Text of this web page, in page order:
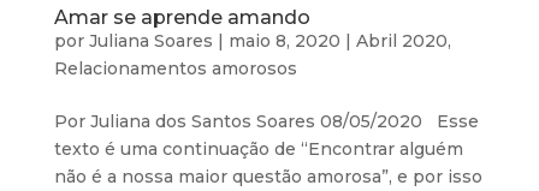
Amar se aprende amando
por Juliana Soares | maio 8, 2020 | Abril 2020,
Relacionamentos amorosos
Por Juliana dos Santos Soares 08/05/2020 Esse
texto é uma continuação de “Encontrar alguém
não é a nossa maior questão amorosa”, e por isso